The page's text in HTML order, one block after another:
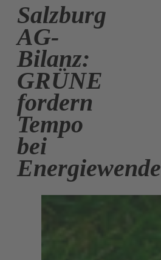
Salzburg
AG-
Bilanz:
GRÜNE
fordern
Tempo
bei
Energiewende